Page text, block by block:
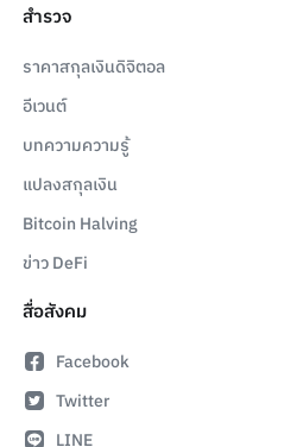
สำรวจ
ราคาสกุลเงินดิจิตอล
อีเวนต์
บทความความรู้
แปลงสกุลเงิน
Bitcoin Halving
ข่าว DeFi
สื่อสังคม
Facebook
Twitter
LINE